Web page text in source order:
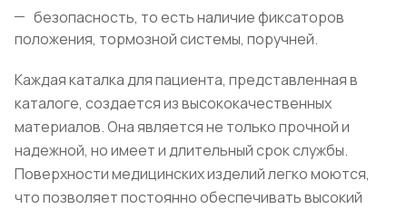
безопасность, то есть наличие фиксаторов
положения, тормозной системы, поручней.
Каждая каталка для пациента, представленная в
каталоге, создается из высококачественных
материалов. Она является не только прочной и
надежной, но имеет и длительный срок службы.
Поверхности медицинских изделий легко моются,
что позволяет постоянно обеспечивать высокий